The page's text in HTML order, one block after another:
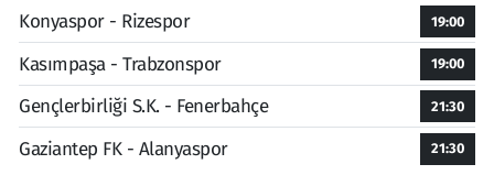
Konyaspor - Rizespor
19:00
Kasımpaşa - Trabzonspor 19:00
Gençlerbirliği S.K. - Fenerbahçe 21:30
Gaziantep FK - Alanyaspor 21:30